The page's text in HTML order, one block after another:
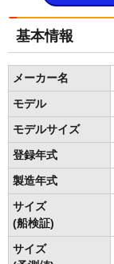
基本情報
メーカー名
モデル
モデルサイズ
登録年式
製造年式
サイズ
(船検証)
サイズ